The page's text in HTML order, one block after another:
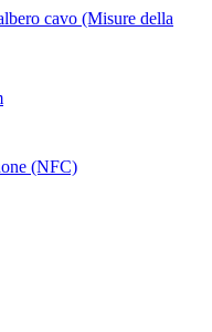
cavo (Misure della
(NFC)